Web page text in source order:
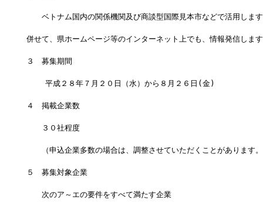
ベトナム国内の関係機関及び商談型国際見本市などで活用しま
併せて、県ホームページ等のインターネット上でも、情報発信しま
３　募集期間
    平成２８年７月２０日（水）から８月２６日(金)
４　掲載企業数
３０社程度
（申込企業多数の場合は、調整させていただくことがあります
５　募集対象企業
次のア～エの要件をすべて満たす企業